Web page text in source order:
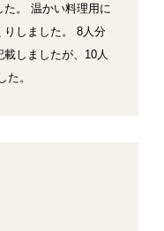
。 温かい料理用に
りしました。 8人分
しましたが、10人
。